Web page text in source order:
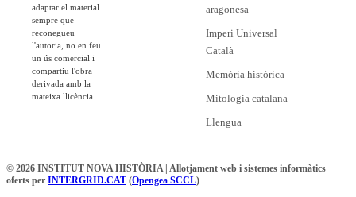
adaptar el material
sempre que
reconegueu
l'autoria, no en feu
un ús comercial i
compartiu l'obra
derivada amb la
mateixa llicència.
aragonesa
Imperi Universal
Català
Memòria històrica
Mitologia catalana
Llengua
© 2026 INSTITUT NOVA HISTÒRIA | Allotjament web i sistemes informàtics
oferts per INTERGRID.CAT (Opengea SCCL)